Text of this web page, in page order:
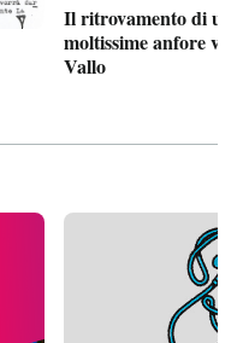
Il ritrovamento di
moltissime anfore
Vallo